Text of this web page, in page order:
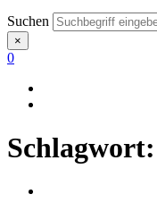
Suchen
×
0
Schlagwort: